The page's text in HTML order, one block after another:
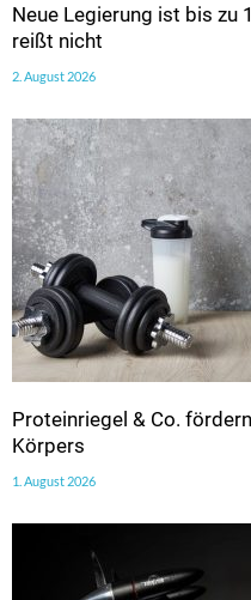
Neue Legierung ist bis zu
reißt nicht
2. August 2026
Proteinriegel & Co.
Körpers
1. August 2026